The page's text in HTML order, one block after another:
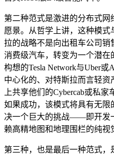
第二种范式是激进的分布式
愿景。从哲学上讲，这种模
拉的战略不是向出租车公司
消费级汽车，转变为一个潜
构想的Tesla Network与Uber
中心化的、对特斯拉而言轻
上共享他们的Cybercab或私家
如果成功，该模式将具有无
决一个巨大的挑战——即开发
赖高精地图和地理围栏的纯视
第三种，也是最后一种范式